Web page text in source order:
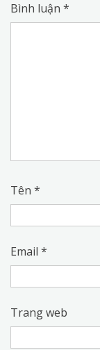
Bình luận *
Tên *
Email *
Trang web